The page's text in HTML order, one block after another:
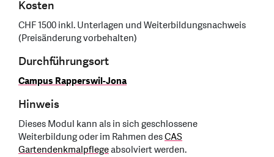
Kosten
CHF 1500 inkl. Unterlagen und Weiterbildungsnachweis
(Preisänderung vorbehalten)
Durchführungsort
Campus Rapperswil-Jona
Hinweis
Dieses Modul kann als in sich geschlossene
Weiterbildung oder im Rahmen desCAS
Gartendenkmalpflegeabsolviert werden.